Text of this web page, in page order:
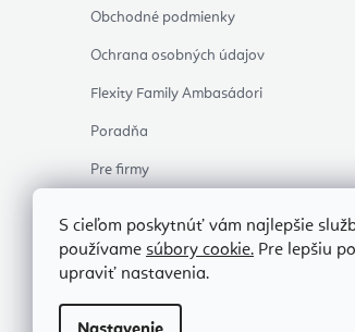
S cieľom poskytnúť vám najlepšie
používame súbory cookie. Pre lepšiu
upraviť nastavenia.
Obchodné podmienky
Ochrana osobných údajov
Flexity Family Ambasádori
Poradňa
Pre firmy
Skontrolovať stav objednávky